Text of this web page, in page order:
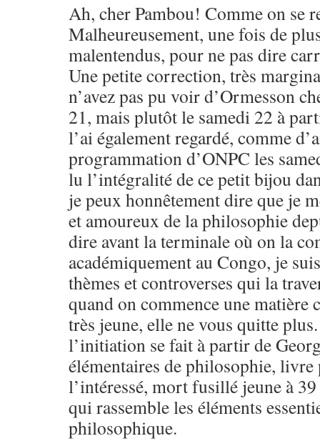
Ah, cher Pambou! Comme on se
Malheureusement, une fois de
malentendus, pour ne pas dire
Une petite correction, très
n’avez pas pu voir d’Ormesson
21, mais plutôt le samedi 22 à
l’ai également regardé, comme
programmation d’ONPC les
lu l’intégralité de ce petit bijou
je peux honnêtement dire que je
et amoureux de la philosophie
dire avant la terminale où on la
académiquement au Congo, je
thèmes et controverses qui la
quand on commence une matière
très jeune, elle ne vous quitte
l’initiation se fait à partir de
élémentaires de philosophie, livre
l’intéressé, mort fusillé jeune à
qui rassemble les éléments
philosophique.